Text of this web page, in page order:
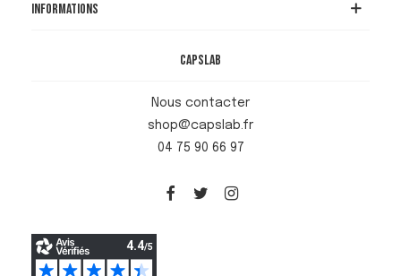
Informations
Capslab
Nous contacter
shop@capslab.fr
04 75 90 66 97